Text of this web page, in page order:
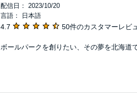
配信日： 2023/10/20
言語： 日本語
4.7 50件のカスタマーレビ
ボールパークを創りたい、その夢を北海道